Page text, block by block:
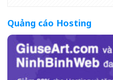
Quảng cáo Hosting